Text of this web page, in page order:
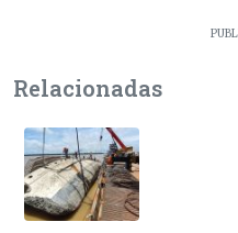
Relacionadas